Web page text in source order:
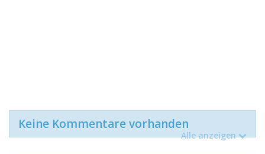
Keine Kommentare vorhanden
Alle anzeigen